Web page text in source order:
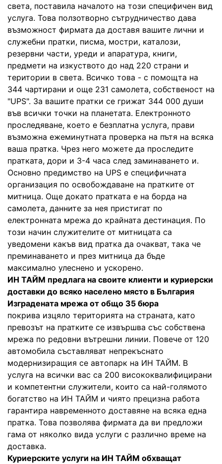
света, поставила началото на този специфичен вид
услуга. Това ползотворно сътрудничество дава
възможност фирмата да доставя вашите лични и
служебни пратки, писма, мостри, каталози,
резервни части, уреди и апаратура, книги,
предмети на изкуството до над 220 страни и
територии в света. Всичко това - с помощта на
344 чартирани и още 231 самолета, собственост на
"UPS". За вашите пратки се грижат 344 000 души
във всички точки на планетата. Електронното
проследяване, което е безплатна услуга, прави
възможна ежеминутната проверка на пътя на всяка
ваша пратка. Чрез него можете да проследите
пратката, дори и 3-4 часа след заминаването и.
Основно предимство на UPS е специфичната
организация по освобождаване на пратките от
митница. Още докато пратката е на борда на
самолета, данните за нея пристигат по
електронната мрежа до крайната дестинация. По
този начин служителите от митницата са
уведомени какъв вид пратка да очакват, така че
преминаването и през митница да бъде
максимално улеснено и ускорено.
ИН ТАЙМ предлага на своите клиенти и куриерски
доставки до всяко населено място в България
Изградената мрежа от общо 35 бюра
покрива изцяло територията на страната, като
превозът на пратките се извършва със собствена
мрежа по редовни вътрешни линии. Повече от 120
автомобила съставляват непрекъснато
модернизиращия се автопарк на ИН ТАЙМ. В
услуга на всички вас са 200 висококвалифицирани
и компетентни служители, които са най-голямото
богатство на ИН ТАЙМ и чиято прецизна работа
гарантира навременното доставяне на всяка една
пратка. Това позволява фирмата да ви предложи
гама от няколко вида услуги с различно време на
доставка.
Куриерските услуги на ИН ТАЙМ обхващат